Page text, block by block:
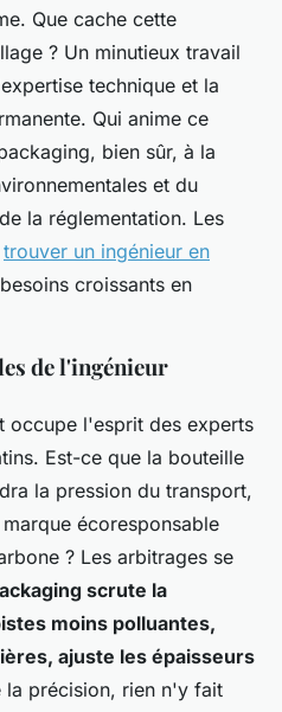
Que cache cette
? Un minutieux travail
technique et la
Qui anime ce
bien sûr, à la
et du
la réglementation. Les
trouver un ingénieur en
croissants en
de l'ingénieur
occupe l'esprit des experts
Est-ce que la bouteille
la pression du transport,
écoresponsable
? Les arbitrages se
scrute la
moins polluantes,
ajuste les épaisseurs
la précision, rien n'y fait